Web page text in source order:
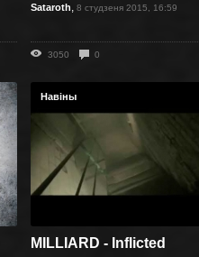
Sataroth, 8 студзеня 2015, 16:59
3050 0
Навіны
MILLIARD - Inflicted